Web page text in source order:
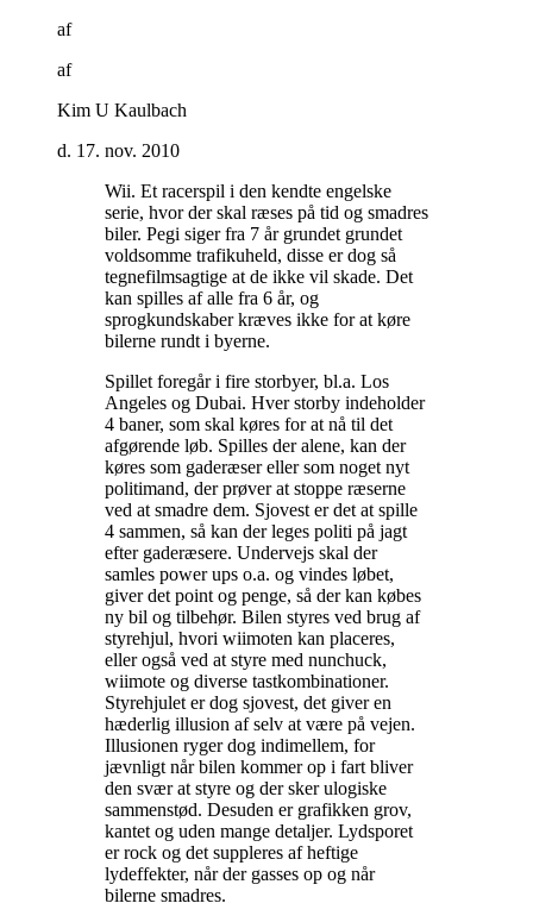
af
af
Kim U Kaulbach
d. 17. nov. 2010
Wii. Et racerspil i den kendte engelske
serie, hvor der skal ræses på tid og smadres
biler. Pegi siger fra 7 år grundet grundet
voldsomme trafikuheld, disse er dog så
tegnefilmsagtige at de ikke vil skade. Det
kan spilles af alle fra 6 år, og
sprogkundskaber kræves ikke for at køre
bilerne rundt i byerne.
Spillet foregår i fire storbyer, bl.a. Los
Angeles og Dubai. Hver storby indeholder
4 baner, som skal køres for at nå til det
afgørende løb. Spilles der alene, kan der
køres som gaderæser eller som noget nyt
politimand, der prøver at stoppe ræserne
ved at smadre dem. Sjovest er det at spille
4 sammen, så kan der leges politi på jagt
efter gaderæsere. Undervejs skal der
samles power ups o.a. og vindes løbet,
giver det point og penge, så der kan købes
ny bil og tilbehør. Bilen styres ved brug af
styrehjul, hvori wiimoten kan placeres,
eller også ved at styre med nunchuck,
wiimote og diverse tastkombinationer.
Styrehjulet er dog sjovest, det giver en
hæderlig illusion af selv at være på vejen.
Illusionen ryger dog indimellem, for
jævnligt når bilen kommer op i fart bliver
den svær at styre og der sker ulogiske
sammenstød. Desuden er grafikken grov,
kantet og uden mange detaljer. Lydsporet
er rock og det suppleres af heftige
lydeffekter, når der gasses op og når
bilerne smadres.